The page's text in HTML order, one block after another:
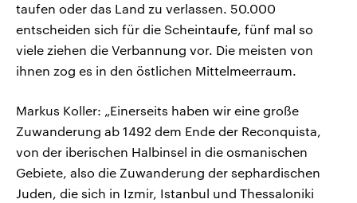
taufen oder das Land zu verlassen. 50.000
entscheiden sich für die Scheintaufe, fünf mal so
viele ziehen die Verbannung vor. Die meisten von
ihnen zog es in den östlichen Mittelmeerraum.
Markus Koller: „Einerseits haben wir eine große
Zuwanderung ab 1492 dem Ende der Reconquista,
von der iberischen Halbinsel in die osmanischen
Gebiete, also die Zuwanderung der sephardischen
Juden, die sich in Izmir, Istanbul und Thessaloniki